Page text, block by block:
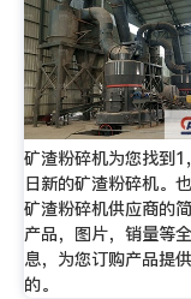
矿渣粉碎机为您找到
日新的矿渣粉碎机。
矿渣粉碎机供应商的
产品，图片，销量等
息，为您订购产品提
的。